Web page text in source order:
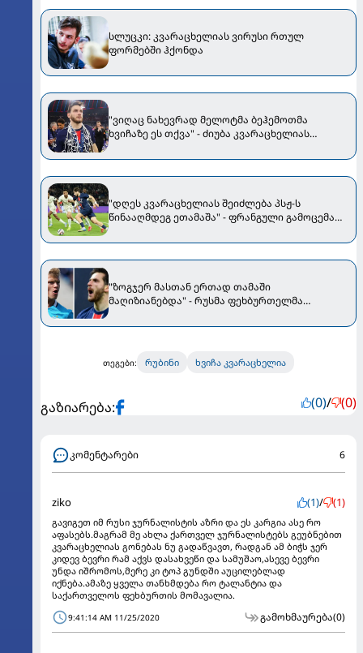
სლუცკი: კვარაცხელიას ვირუსი რთულ
ფორმებში ჰქონდა
"ვიღაც ნახევრად მელოტმა ბეჰემოთმა
ხვიჩაზე ეს თქვა" - ძიუბა კვარაცხელიას
"დღეს კვარაცხელიას შეიძლება პსჟ-ს
წინააღმდეგ ეთამაშა" - ფრანგული გამოცემა
ახმოვანებს
"ზოგჯერ მასთან ერთად თამაში
მაღიზიანებდა" - რუსმა ფეხბურთელმა
თეგები: რუბინი ხვიჩა კვარაცხელია
გაზიარება: (0)/ (0)
კომენტარები 6
ziko (1)/ (1)
გავიგეთ იმ რუსი ჯურნალისტის აზრი და ეს კარგია ასე რო
აფასებს.მაგრამ მე ახლა ქართველ ჯურნალისტებს გეუბნებით
კვარაცხელიას გონებას ნუ გადაწვავთ, რადგან ამ ბიჭს ჯერ
კიდევ ბევრი რამ აქვს დასახვეწი და სამუშაო,ასევე ბევრი
უნდა იშრომოს,მერე კი ტოპ გუნდში აუცილებლად
იქნება.ამაზე ყველა თანხმდება რო ტალანტია და
საქართველოს ფეხბურთის მომავალია.
9:41:14 AM 11/25/2020 გამოხმაურება(0)